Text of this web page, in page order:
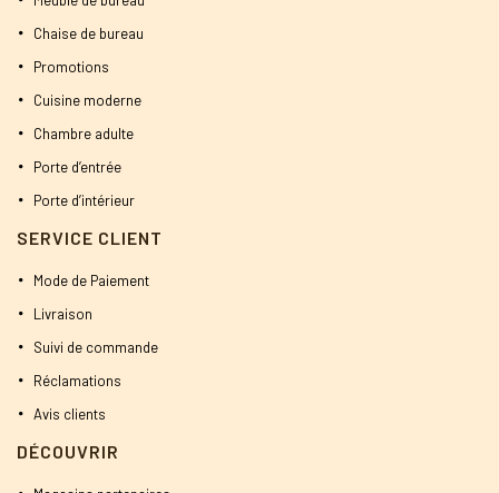
Chaise de bureau
Promotions
Cuisine moderne
Chambre adulte
Porte d’entrée
Porte d’intérieur
SERVICE CLIENT
Mode de Paiement
Livraison
Suivi de commande
Réclamations
Avis clients
DÉCOUVRIR